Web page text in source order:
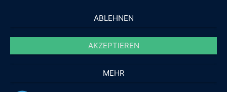
ABLEHNEN
AKZEPTIEREN
MEHR